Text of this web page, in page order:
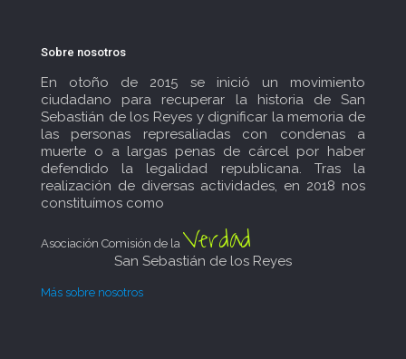
Sobre nosotros
En otoño de 2015 se inició un movimiento
ciudadano para recuperar la historia de San
Sebastián de los Reyes y dignificar la memoria de
las personas represaliadas con condenas a
muerte o a largas penas de cárcel por haber
defendido la legalidad republicana. Tras la
realización de diversas actividades, en 2018 nos
constituímos como
Asociación Comisión de la Verdad
San Sebastián de los Reyes
Más sobre nosotros